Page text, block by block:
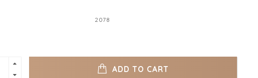
2078
ADD TO CART